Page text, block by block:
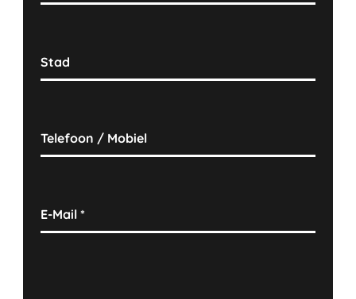
Stad
Telefoon / Mobiel
E-Mail*